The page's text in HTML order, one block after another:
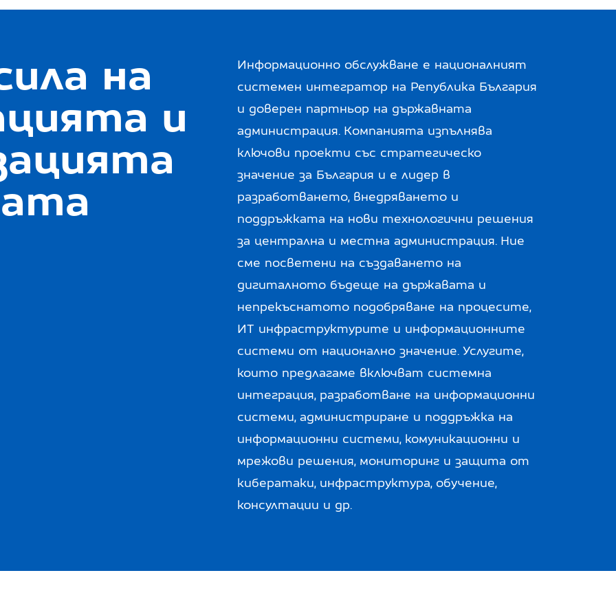
на
и
Информационно обслужване е националният
системен интегратор на Република България
и доверен партньор на държавната
администрация. Компанията изпълнява
ключови проекти със стратегическо
значение за България и е лидер в
разработването, внедряването и
поддръжката на нови технологични решения
за централна и местна администрация. Ние
сме посветени на създаването на
дигиталното бъдеще на държавата и
непрекъснатото подобряване на процесите,
ИТ инфраструктурите и информационните
системи от национално значение. Услугите,
които предлагаме включват системна
интеграция, разработване на информационни
системи, администриране и поддръжка на
информационни системи, комуникационни и
мрежови решения, мониторинг и защита от
кибератаки, инфраструктура, обучение,
консултации и др.